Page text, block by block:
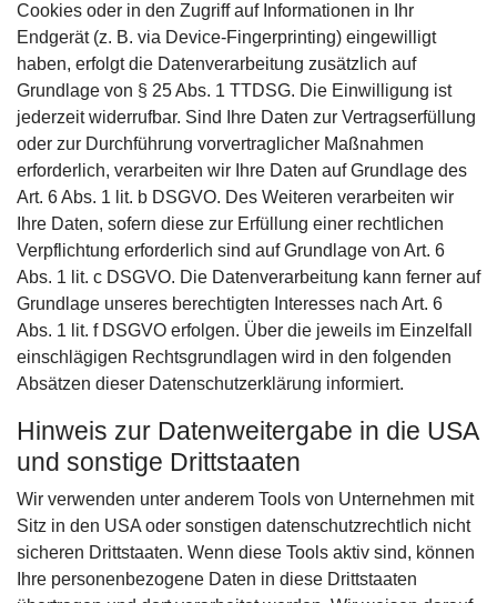
Cookies oder in den Zugriff auf Informationen in Ihr
Endgerät (z. B. via Device-Fingerprinting) eingewilligt
haben, erfolgt die Datenverarbeitung zusätzlich auf
Grundlage von § 25 Abs. 1 TTDSG. Die Einwilligung ist
jederzeit widerrufbar. Sind Ihre Daten zur Vertragserfüllung
oder zur Durchführung vorvertraglicher Maßnahmen
erforderlich, verarbeiten wir Ihre Daten auf Grundlage des
Art. 6 Abs. 1 lit. b DSGVO. Des Weiteren verarbeiten wir
Ihre Daten, sofern diese zur Erfüllung einer rechtlichen
Verpflichtung erforderlich sind auf Grundlage von Art. 6
Abs. 1 lit. c DSGVO. Die Datenverarbeitung kann ferner auf
Grundlage unseres berechtigten Interesses nach Art. 6
Abs. 1 lit. f DSGVO erfolgen. Über die jeweils im Einzelfall
einschlägigen Rechtsgrundlagen wird in den folgenden
Absätzen dieser Datenschutzerklärung informiert.
Hinweis zur Datenweitergabe in die USA
und sonstige Drittstaaten
Wir verwenden unter anderem Tools von Unternehmen mit
Sitz in den USA oder sonstigen datenschutzrechtlich nicht
sicheren Drittstaaten. Wenn diese Tools aktiv sind, können
Ihre personenbezogene Daten in diese Drittstaaten